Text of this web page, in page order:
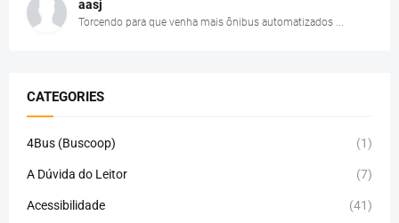
aasj
Torcendo para que venha mais ônibus automatizados ...
CATEGORIES
4Bus (Buscoop) (1)
A Dúvida do Leitor (7)
Acessibilidade (41)